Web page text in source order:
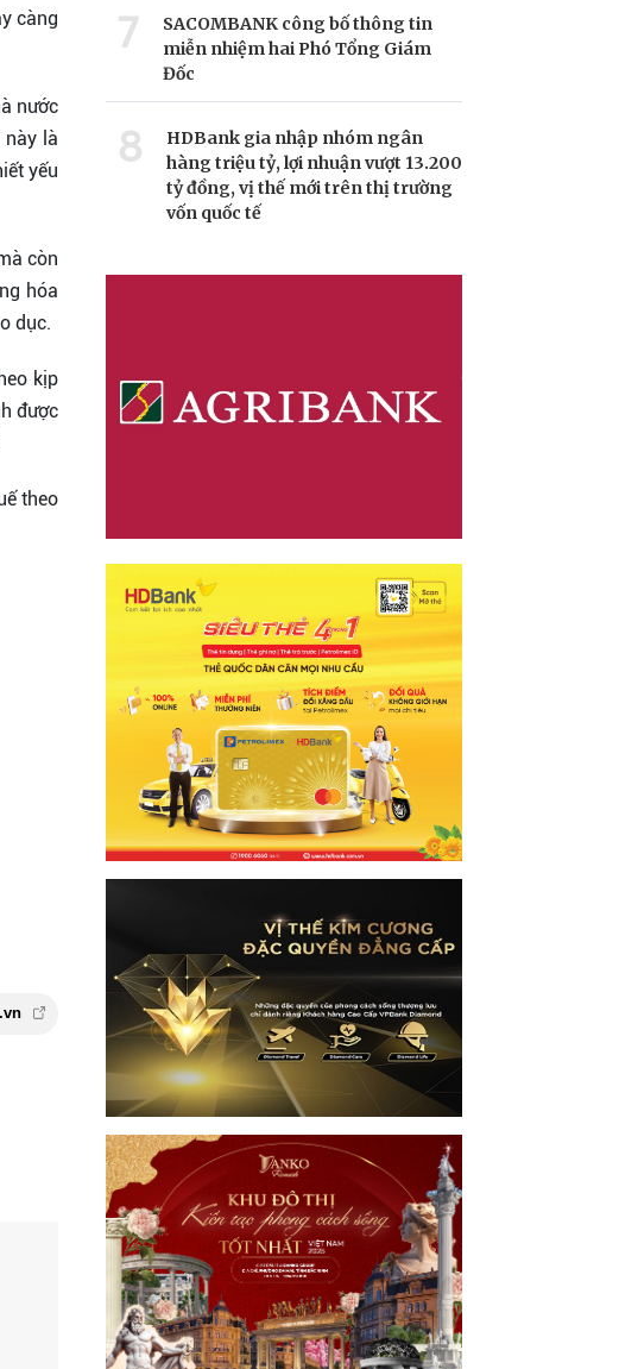
càng
nước
này là
yếu
còn
hóa
dục.
kịp
được
theo
petrotimes.vn
7
SACOMBANK công bố thông tin
miễn nhiệm hai Phó Tổng Giám
Đốc
8
HDBank gia nhập nhóm ngân
hàng triệu tỷ, lợi nhuận vượt 13.200
tỷ đồng, vị thế mới trên thị trường
vốn quốc tế